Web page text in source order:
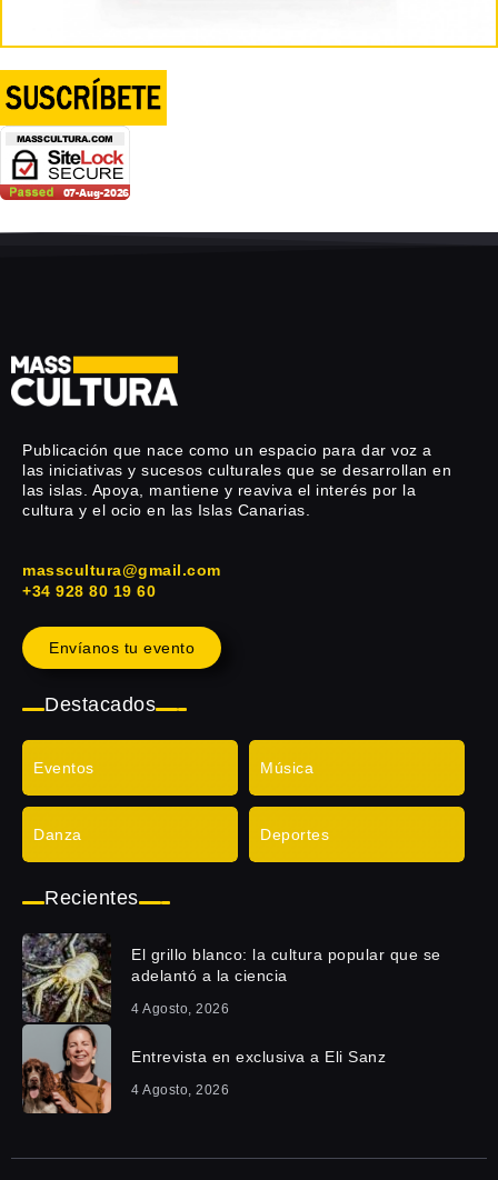
Publicación que nace como un espacio para dar voz a
las iniciativas y sucesos culturales que se desarrollan en
las islas. Apoya, mantiene y reaviva el interés por la
cultura y el ocio en las Islas Canarias.
masscultura@gmail.com
+34 928 80 19 60
Envíanos tu evento
Destacados
Eventos Música
Danza Deportes
Recientes
El grillo blanco: la cultura popular que se
adelantó a la ciencia
4 Agosto, 2026
Entrevista en exclusiva a Eli Sanz
4 Agosto, 2026